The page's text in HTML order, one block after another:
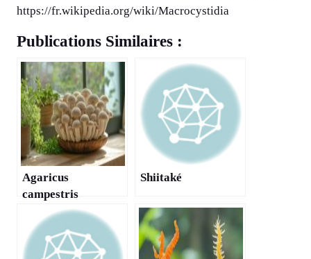
https://fr.wikipedia.org/wiki/Macrocystidia
Publications Similaires :
Agaricus
campestris
Shiitaké